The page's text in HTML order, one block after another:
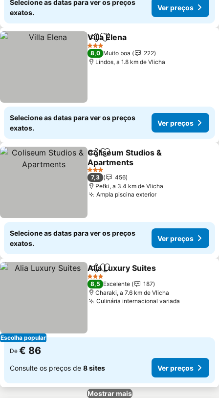
Selecione as datas para ver os preços
exatos.
Ver preços
PartilharAdicionar aos favoritos
Villa Elena
3 Estrelas
8,0 Muito boa
222
Lindos, a 1.8 km de Vlicha
Selecione as datas para ver os preços
exatos.
Ver preços
PartilharAdicionar aos favoritos
Coliseum Studios &
Apartments
Ver preços
3 Estrelas
7,3
456
Pefki, a 3.4 km de Vlicha
Ampla piscina exteriorVer preços
Selecione as datas para ver os preços
exatos.
Ver preços
Escolha popular
PartilharAdicionar aos favoritos
Alia Luxury Suites
3 Estrelas
8,5 Excelente
187
Charaki, a 7.6 km de Vlicha
Culinária internacional variada
De € 86
Consulte os preços de 8 sites Ver preços
Mostrar mais